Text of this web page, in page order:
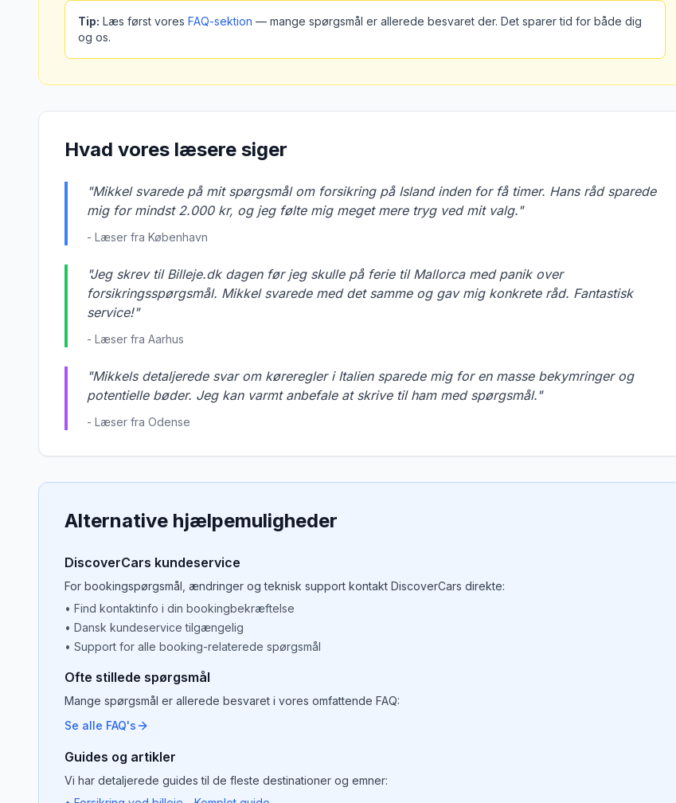
Tip: Læs først vores FAQ-sektion — mange spørgsmål er allerede besvaret der. Det sparer tid for både dig
og os.
Hvad vores læsere siger
"Mikkel svarede på mit spørgsmål om forsikring på Island inden for få timer. Hans råd sparede
mig for mindst 2.000 kr, og jeg følte mig meget mere tryg ved mit valg."
- Læser fra København
"Jeg skrev til Billeje.dk dagen før jeg skulle på ferie til Mallorca med panik over
forsikringsspørgsmål. Mikkel svarede med det samme og gav mig konkrete råd. Fantastisk
service!"
- Læser fra Aarhus
"Mikkels detaljerede svar om køreregler i Italien sparede mig for en masse bekymringer og
potentielle bøder. Jeg kan varmt anbefale at skrive til ham med spørgsmål."
- Læser fra Odense
Alternative hjælpemuligheder
DiscoverCars kundeservice
For bookingspørgsmål, ændringer og teknisk support kontakt DiscoverCars direkte:
• Find kontaktinfo i din bookingbekræftelse
• Dansk kundeservice tilgængelig
• Support for alle booking-relaterede spørgsmål
Ofte stillede spørgsmål
Mange spørgsmål er allerede besvaret i vores omfattende FAQ:
Se alle FAQ's
Guides og artikler
Vi har detaljerede guides til de fleste destinationer og emner: